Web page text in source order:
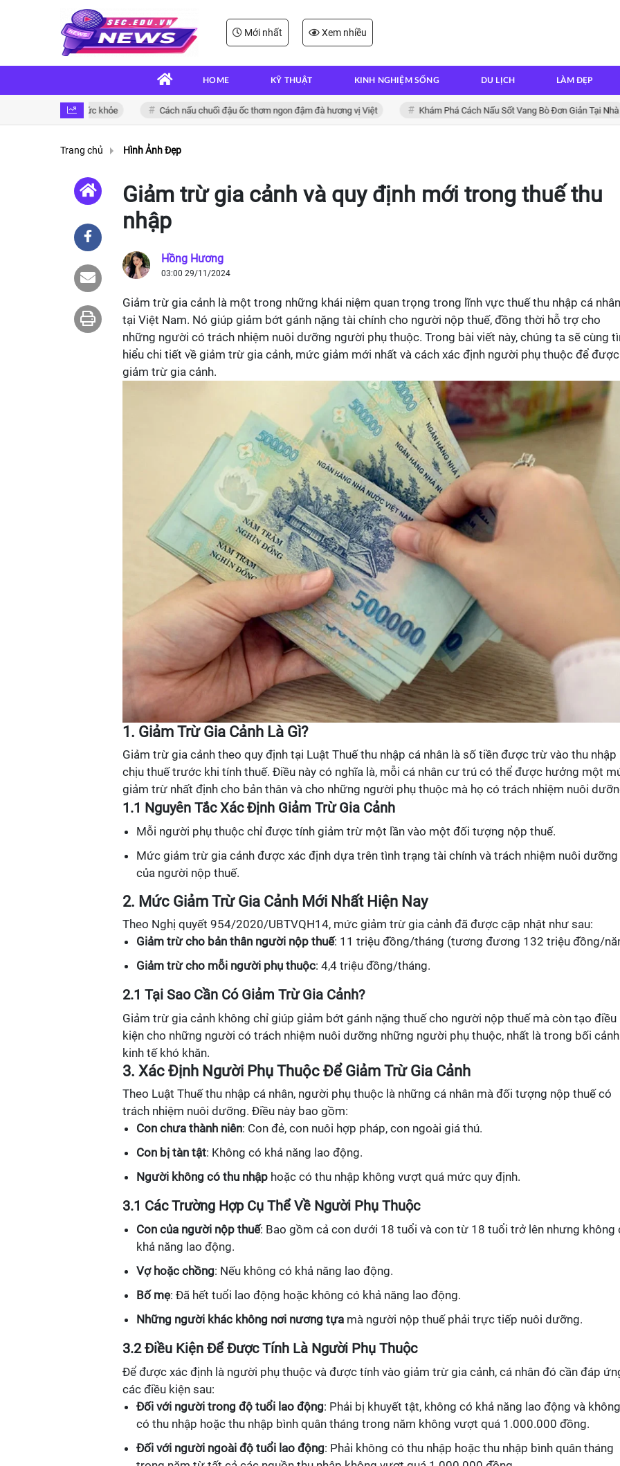
Mới nhất Xem nhiều
HOME KỸ THUẬT KINH NGHIỆM SỐNG DU LỊCH LÀM ĐẸP
bổ dưỡng cho sức khỏe Cách nấu chuối đậu ốc thơm ngon đậm đà hương vị Việt Khám Phá Cách Nấu Sốt Vang Bò Đơn Giản Tại Nhà
Trang chủ Hình Ảnh Đẹp
Giảm trừ gia cảnh và quy định mới trong thuế thu
nhập
Hồng Hương
03:00 29/11/2024
Giảm trừ gia cảnh là một trong những khái niệm quan trọng trong lĩnh vực thuế thu nhập cá nhân
tại Việt Nam. Nó giúp giảm bớt gánh nặng tài chính cho người nộp thuế, đồng thời hỗ trợ cho
những người có trách nhiệm nuôi dưỡng người phụ thuộc. Trong bài viết này, chúng ta sẽ cùng
hiểu chi tiết về giảm trừ gia cảnh, mức giảm mới nhất và cách xác định người phụ thuộc để được
giảm trừ gia cảnh.
1. Giảm Trừ Gia Cảnh Là Gì?
Giảm trừ gia cảnh theo quy định tại Luật Thuế thu nhập cá nhân là số tiền được trừ vào thu nhập
chịu thuế trước khi tính thuế. Điều này có nghĩa là, mỗi cá nhân cư trú có thể được hưởng một
giảm trừ nhất định cho bản thân và cho những người phụ thuộc mà họ có trách nhiệm nuôi
1.1 Nguyên Tắc Xác Định Giảm Trừ Gia Cảnh
Mỗi người phụ thuộc chỉ được tính giảm trừ một lần vào một đối tượng nộp thuế.
Mức giảm trừ gia cảnh được xác định dựa trên tình trạng tài chính và trách nhiệm nuôi dưỡng
của người nộp thuế.
2. Mức Giảm Trừ Gia Cảnh Mới Nhất Hiện Nay
Theo Nghị quyết 954/2020/UBTVQH14, mức giảm trừ gia cảnh đã được cập nhật như sau:
Giảm trừ cho bản thân người nộp thuế: 11 triệu đồng/tháng (tương đương 132 triệu đồng/
Giảm trừ cho mỗi người phụ thuộc: 4,4 triệu đồng/tháng.
2.1 Tại Sao Cần Có Giảm Trừ Gia Cảnh?
Giảm trừ gia cảnh không chỉ giúp giảm bớt gánh nặng thuế cho người nộp thuế mà còn tạo điều
kiện cho những người có trách nhiệm nuôi dưỡng những người phụ thuộc, nhất là trong bối cảnh
kinh tế khó khăn.
3. Xác Định Người Phụ Thuộc Để Giảm Trừ Gia Cảnh
Theo Luật Thuế thu nhập cá nhân, người phụ thuộc là những cá nhân mà đối tượng nộp thuế có
trách nhiệm nuôi dưỡng. Điều này bao gồm:
Con chưa thành niên: Con đẻ, con nuôi hợp pháp, con ngoài giá thú.
Con bị tàn tật: Không có khả năng lao động.
Người không có thu nhập hoặc có thu nhập không vượt quá mức quy định.
3.1 Các Trường Hợp Cụ Thể Về Người Phụ Thuộc
Con của người nộp thuế: Bao gồm cả con dưới 18 tuổi và con từ 18 tuổi trở lên nhưng không
khả năng lao động.
Vợ hoặc chồng: Nếu không có khả năng lao động.
Bố mẹ: Đã hết tuổi lao động hoặc không có khả năng lao động.
Những người khác không nơi nương tựa mà người nộp thuế phải trực tiếp nuôi dưỡng.
3.2 Điều Kiện Để Được Tính Là Người Phụ Thuộc
Để được xác định là người phụ thuộc và được tính vào giảm trừ gia cảnh, cá nhân đó cần đáp
các điều kiện sau:
Đối với người trong độ tuổi lao động: Phải bị khuyết tật, không có khả năng lao động và không
có thu nhập hoặc thu nhập bình quân tháng trong năm không vượt quá 1.000.000 đồng.
Đối với người ngoài độ tuổi lao động: Phải không có thu nhập hoặc thu nhập bình quân tháng